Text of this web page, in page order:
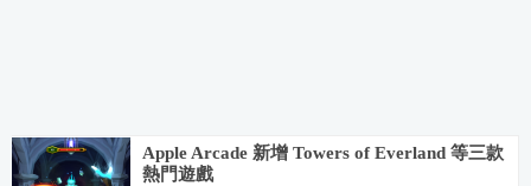
Apple Arcade 新增 Towers of Everland 等三款
熱門遊戲